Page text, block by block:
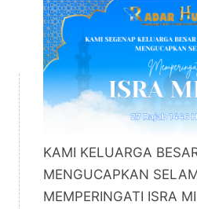
KAMI KELUARGA
MENGUCAPKAN
MEMPERINGATI ISRA